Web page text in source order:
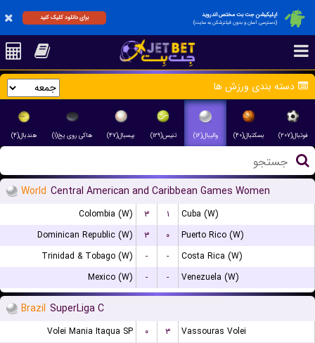
اپلیکیشن جت بت مختص اندروید
(دسترسی آسان و بدون فیلترشکن به سایت)
برای دانلود کلیک کنید
دسته بندی ورزش ها
فوتبال(۲۰۷) بسکتبال(۴۰) والیبال(۱۶) تنیس(۱۲۹) بیسبال(۴۷) هاکی روی یخ(۱) هندبال(۴)
World Central American and Caribbean Games Women
Colombia (W) ۳ ۱
Cuba (W)
Dominican Republic (W)
۳ ۰
Puerto Rico (W)
Trinidad & Tobago (W)
- -
Costa Rica (W)
Mexico (W)
- - Venezuela (W)
Brazil SuperLiga C
Volei Mania Itaqua SP ۰ ۳
Vassouras Volei